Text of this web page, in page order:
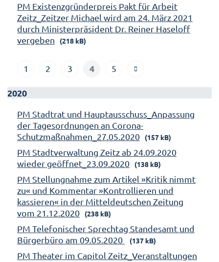
PM Existenzgründerpreis Pakt für Arbeit
Zeitz_Zeitzer Michael wird am 24. März 2021
durch Ministerpräsident Dr. Reiner Haseloff
vergeben
(218 kB)
1 2 3 4 5
2020
PM Stadtrat und Hauptausschuss_Anpassung
der Tagesordnungen an Corona-
Schutzmaßnahmen_27.05.2020
(157 kB)
PM Stadtverwaltung Zeitz ab 24.09.2020
wieder geöffnet_23.09.2020
(138 kB)
PM Stellungnahme zum Artikel »Kritik nimmt
zu« und Kommentar »Kontrollieren und
kassieren« in der Mitteldeutschen Zeitung
vom 21.12.2020
(238 kB)
PM Telefonischer Sprechtag Standesamt und
Bürgerbüro am 09.05.2020
(137 kB)
PM Theater im Capitol Zeitz_Veranstaltungen